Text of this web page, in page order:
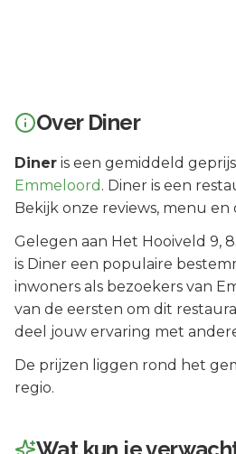
Over Diner
Diner is een gemiddeld
Emmeloord . Diner is een
Bekijk onze reviews, menu en
Gelegen aan Het Hooiveld 9,
is Diner een populaire
inwoners als bezoekers van
van de eersten om dit
deel jouw ervaring met
De prijzen liggen rond het
regio.